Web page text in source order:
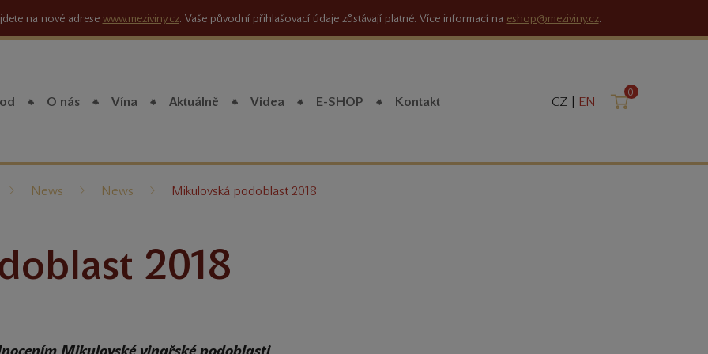
na nové adrese www.meziviny.cz. Vaše původní přihlašovací údaje zůstávají platné. Více informací na eshop@meziviny.cz.
O nás Vína Aktuálně Videa E-SHOP Kontakt CZ | EN Košík
0
News News Mikulovská podoblast 2018
2018